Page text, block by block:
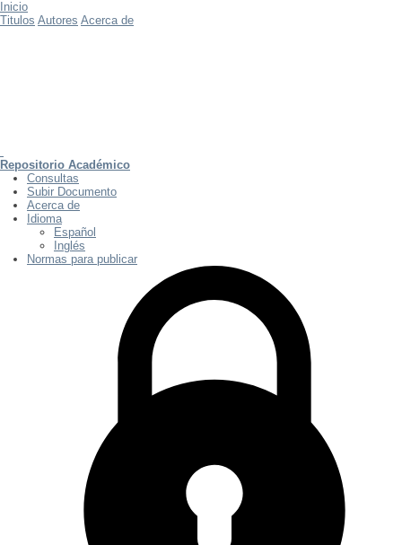
Inicio
Titulos Autores Acerca de
Repositorio Académico
Consultas
Subir Documento
Acerca de
Idioma
Español
Inglés
Normas para publicar